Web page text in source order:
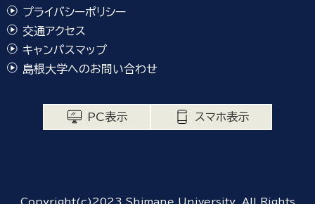
プライバシーポリシー
交通アクセス
キャンパスマップ
島根大学へのお問い合わせ
PC表示 スマホ表示
Copyright(c)2023 Shimane University. All Rights